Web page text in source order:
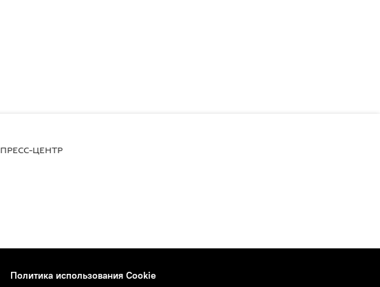
ПРЕСС-ЦЕНТР
Политика использования Cookie